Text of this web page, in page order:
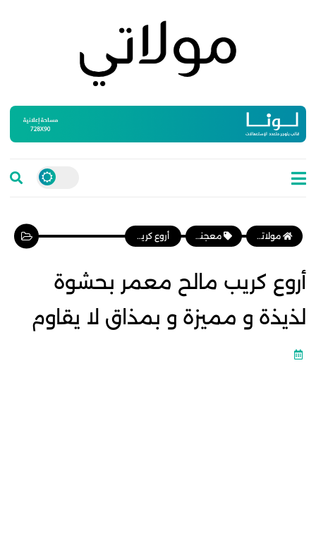
مولاتي موقع نسائي مغربي يهتم بالمرأة المغربية، وأخبار الأسرة و المجتمع معجنات وفطائر أروع كريب مالح معمر بحشوة لذيذة و مميزة و بمذاق لا يقاوم
أروع كريب مالح معمر بحشوة
لذيذة و مميزة و بمذاق لا يقاوم